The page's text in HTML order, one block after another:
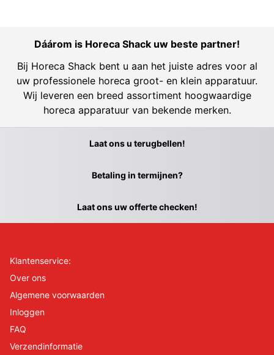
Dáárom is Horeca Shack uw beste partner!
Bij Horeca Shack bent u aan het juiste adres voor al
uw professionele horeca groot- en klein apparatuur.
Wij leveren een breed assortiment hoogwaardige
horeca apparatuur van bekende merken.
Laat ons u terugbellen!
Betaling in termijnen?
Laat ons uw offerte checken!
Klantenservice:
Over ons
Algemene voorwaarden
Inloggen
FAQ
Verzendinformatie